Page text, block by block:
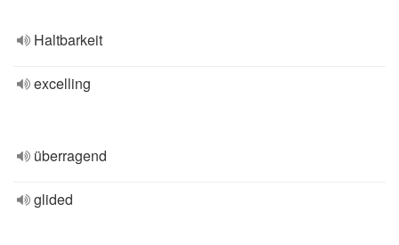
Haltbarkeit
excelling
überragend
glided